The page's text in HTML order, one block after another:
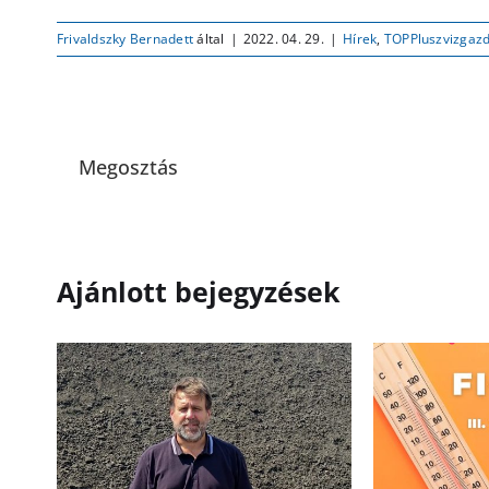
Frivaldszky Bernadettáltal | 2022. 04. 29. | Hírek,
Megosztás
Ajánlott bejegyzések